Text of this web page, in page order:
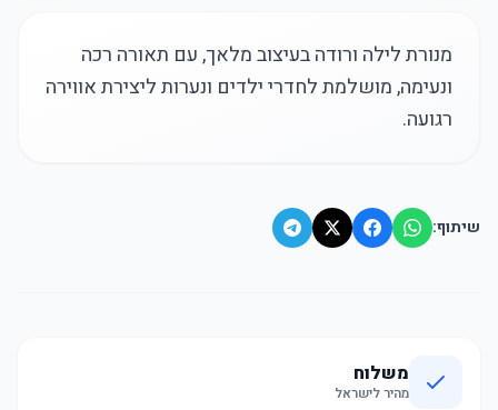
מנורת לילה ורודה בעיצוב מלאך, עם תאורה רכה
ונעימה, מושלמת לחדרי ילדים ונערות ליצירת אווירה
רגועה.
שיתוף:
משלוח
מהיר לישראל